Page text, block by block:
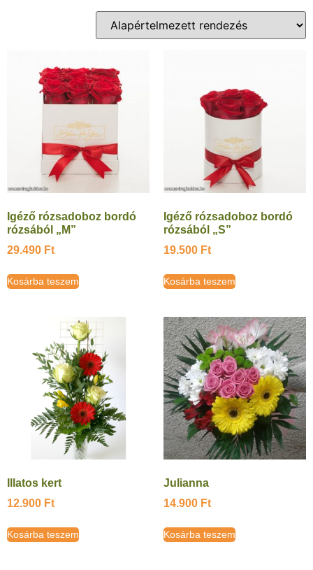
Igéző rózsadoboz bordó
rózsából „M”
29.490 Ft
Kosárba teszem
Igéző rózsadoboz bordó
rózsából „S”
19.500 Ft
Kosárba teszem
Illatos kert
12.900 Ft
Kosárba teszem
Julianna
14.900 Ft
Kosárba teszem